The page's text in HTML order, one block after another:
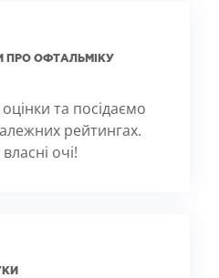
ПРО ОФТАЛЬМІКУ
та посідаємо
рейтингах.
очі!